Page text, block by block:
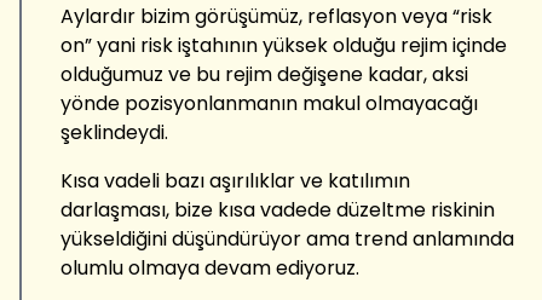
Aylardır bizim görüşümüz, reflasyon veya “risk
on” yani risk iştahının yüksek olduğu rejim içinde
olduğumuz ve bu rejim değişene kadar, aksi
yönde pozisyonlanmanın makul olmayacağı
şeklindeydi.
Kısa vadeli bazı aşırılıklar ve katılımın
darlaşması, bize kısa vadede düzeltme riskinin
yükseldiğini düşündürüyor ama trend anlamında
olumlu olmaya devam ediyoruz.